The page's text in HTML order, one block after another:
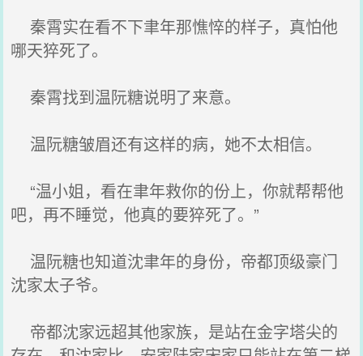
秦霄实在看不下聿年那憔悴的样子，真怕他
哪天猝死了。
秦霄找到温阮糖说明了来意。
温阮糖皱眉还有这样的病，她不太相信。
“温小姐，看在聿年救你的份上，你就帮帮他
吧，再不睡觉，他真的要猝死了。”
温阮糖也知道沈聿年的身份，帝都顶级豪门
沈家太子爷。
帝都沈家远超其他家族，是站在金字塔尖的